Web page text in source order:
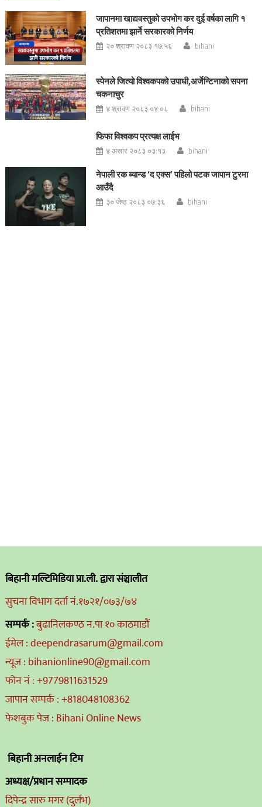
जापानमा खाद्यवस्तुको उपभोग कर दुई वर्षका लागि १
प्रतिशतमा झार्ने सरकारको निर्णय
२० श्रावण २०८३ १७:५६ bihani
स्पेनले जित्यो विश्वकपको उपाधी,अर्जेन्टिनाको सपना
चकनाचुर
४ श्रावण २०८३ ०४:०८ bihani
फिफा विश्वकप प्रत्यक्ष लाईभ
४ असार २०८३ ०३:१३ bihani
नेपाली रक ब्यान्ड ‘द एक्स’ पहिलो पटक जापान टुरमा
आउँदै
३० जेष्ठ २०८३ ०७:३६ bihani
बिहानी मल्टिमिडिया प्रा.ली. द्वारा संञ्चालीत
सुचना विभाग दर्ता नं.१७२१/०७३/७४
सम्पर्क :बुढानिलकण्ठ न.पा १० काठमाडौं
ईमेल : deependrasarum@gmail.com
न्यूज : bihanionline90@gmail.com
फोन नं : +9779811631529
जापान सम्पर्क : +818048108362
फेशबुक पेज : Bihani Online News
बिहानी अनलाईन टिम
अध्यक्ष/प्रधान सम्पादक
दिपेन्द्र सारु मगर (दुर्लभ)